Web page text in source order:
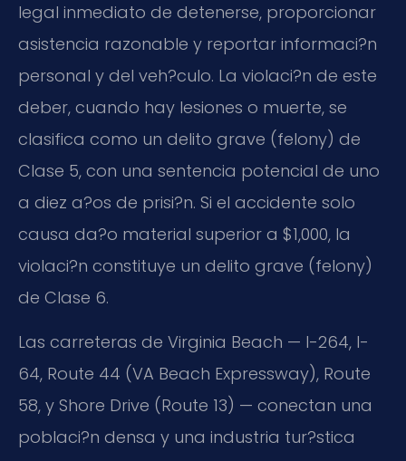
legal inmediato de detenerse, proporcionar
asistencia razonable y reportar informaci?n
personal y del veh?culo. La violaci?n de este
deber, cuando hay lesiones o muerte, se
clasifica como un delito grave (felony) de
Clase 5, con una sentencia potencial de uno
a diez a?os de prisi?n. Si el accidente solo
causa da?o material superior a $1,000, la
violaci?n constituye un delito grave (felony)
de Clase 6.
Las carreteras de Virginia Beach — I-264, I-
64, Route 44 (VA Beach Expressway), Route
58, y Shore Drive (Route 13) — conectan una
poblaci?n densa y una industria tur?stica